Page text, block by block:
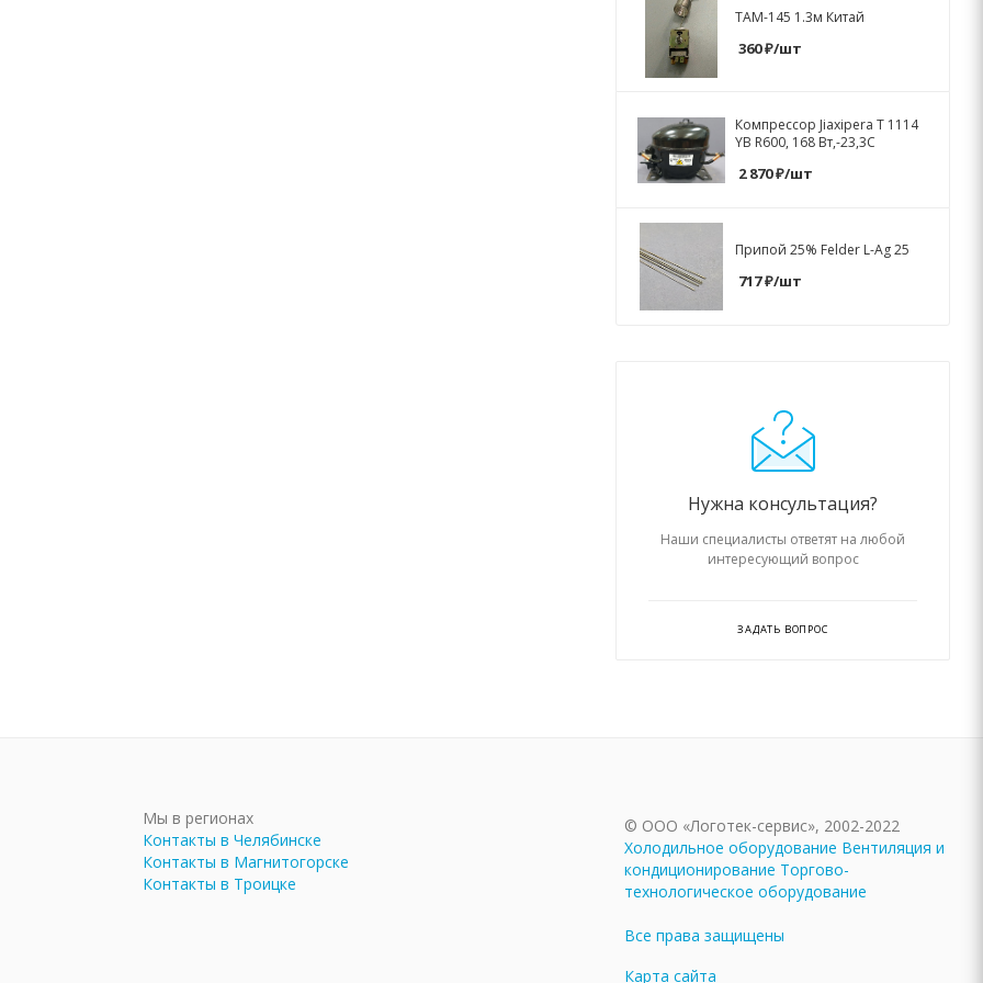
ТАМ-145 1.3м Китай
360₽/шт
Компрессор Jiaxipera T 1114
YB R600, 168 Вт,-23,3C
2 870₽/шт
Припой 25% Felder L-Ag 25
717₽/шт
Нужна консультация?
Наши специалисты ответят на любой
интересующий вопрос
ЗАДАТЬ ВОПРОС
Мы в регионах
Контакты в Челябинске
Контакты в Магнитогорске
Контакты в Троицке
© ООО «Логотек-сервис», 2002-2022
Холодильное оборудование Вентиляция и
кондиционирование Торгово-
технологическое оборудование
Все права защищены
Карта сайта